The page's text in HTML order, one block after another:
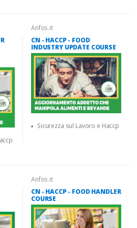
Anfos.it
CN - HACCP - FOOD
INDUSTRY UPDATE COURSE
Sicurezza sul Lavoro e Haccp
Anfos.it
CN - HACCP - FOOD HANDLER
COURSE